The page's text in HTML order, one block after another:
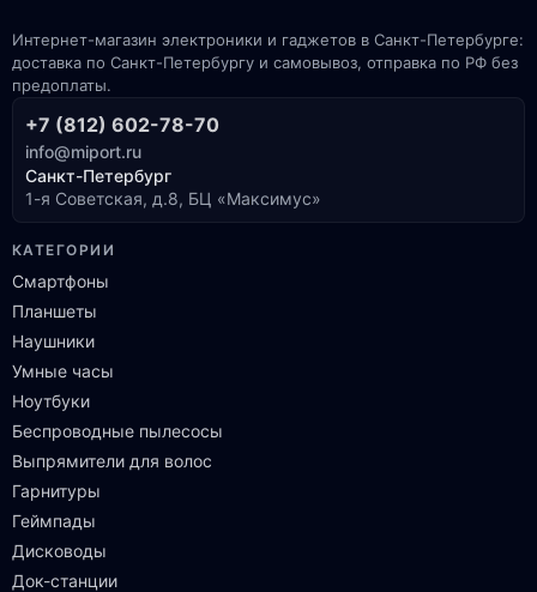
Интернет-магазин электроники и гаджетов в Санкт-Петербурге:
доставка по Санкт-Петербургу и самовывоз, отправка по РФ без
предоплаты.
+7 (812) 602-78-70
info@miport.ru
Санкт-Петербург
1-я Советская, д.8, БЦ «Максимус»
КАТЕГОРИИ
Смартфоны
Планшеты
Наушники
Умные часы
Ноутбуки
Беспроводные пылесосы
Выпрямители для волос
Гарнитуры
Геймпады
Дисководы
Док-станции